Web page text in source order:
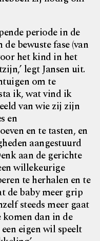
periode in de
bewuste fase (van
het kind in het
legt Jansen uit.
om te
ik, wat vind ik
van wie zij zijn
en
en te tasten, en
aangestuurd
aan de gerichte
willekeurige
te herhalen en te
de baby meer grip
steeds meer gaat
komen dan in de
eigen wil speelt